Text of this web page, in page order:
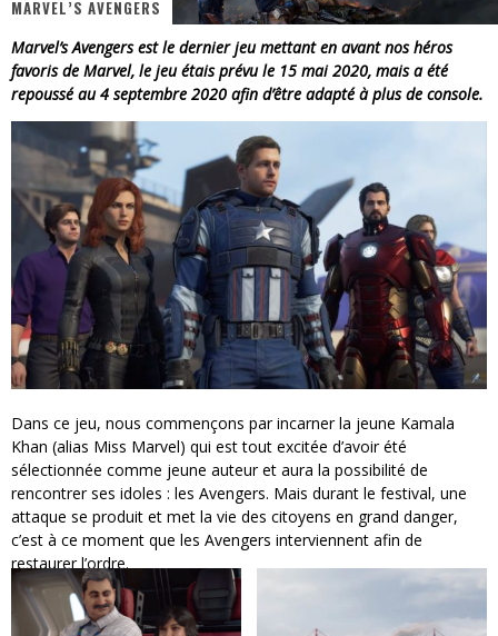
« Dr Wertham / L’homme qui étudia les tueurs en série » - Un Métier à Risque !
Assassin's Creed Black Flag Resynced
« Le Vent dand les Saules » - Une Belle Histoire !
Yoshi and the mysterious book
MARVEL’S AVENGERS
Marvel’s Avengers est le dernier jeu mettant en avant nos héros
favoris de Marvel, le jeu étais prévu le 15 mai 2020, mais a été
repoussé au 4 septembre 2020 afin d’être adapté à plus de console.
Dans ce jeu, nous commençons par incarner la jeune Kamala
Khan (alias Miss Marvel) qui est tout excitée d’avoir été
sélectionnée comme jeune auteur et aura la possibilité de
rencontrer ses idoles : les Avengers. Mais durant le festival, une
attaque se produit et met la vie des citoyens en grand danger,
c’est à ce moment que les Avengers interviennent afin de
restaurer l’ordre.